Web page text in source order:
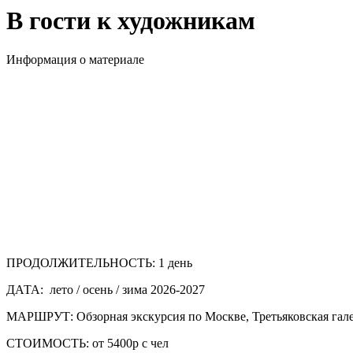
В гости к художникам
Информация о материале
ПРОДОЛЖИТЕЛЬНОСТЬ: 1 день
ДАТА: лето / осень / зима 2026-2027
МАРШРУТ: Обзорная экскурсия по Москве, Третьяковская
СТОИМОСТЬ: от 5400р с чел